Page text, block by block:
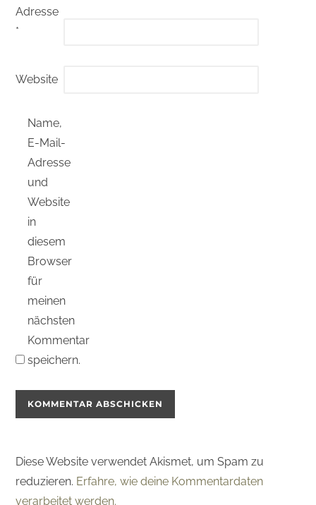
Adresse
*
Website
Name,
E-Mail-
Adresse
und
Website
in
diesem
Browser
für
meinen
nächsten
Kommentar
speichern.
Diese Website verwendet Akismet, um Spam zu
reduzieren. Erfahre, wie deine Kommentardaten
verarbeitet werden.